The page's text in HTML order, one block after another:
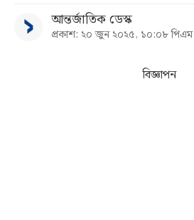
বিভাগআন্তর্জাতিক ডেস্ক
প্রকাশ: ২০ জুন ২০২৫, ১০:০৮ পিএম
বিজ্ঞাপন